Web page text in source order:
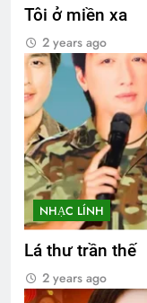
Tôi ở miền xa
2 years ago
NHẠC LÍNH
Lá thư trần thế
2 years ago